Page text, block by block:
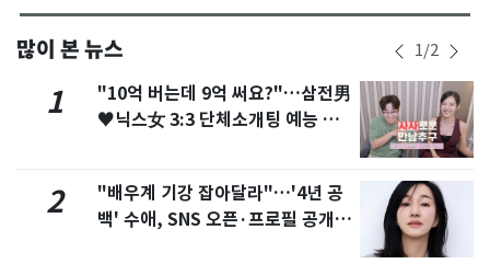
많이 본 뉴스 1/2
1
"10억 버는데 9억 써요?"…삼전男
♥닉스女 3:3 단체소개팅 예능 화
2
"배우계 기강 잡아달라"…'4년 공
백' 수애, SNS 오픈·프로필 공개